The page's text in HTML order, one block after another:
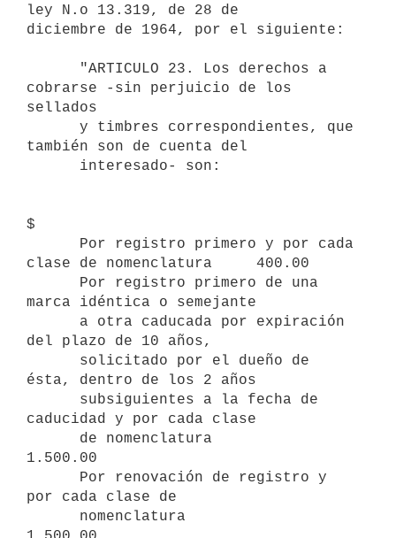
ley N.o 13.319, de 28 de
diciembre de 1964, por el siguiente:
cobrarse -sin perjuicio de los
sellados
también son de cuenta del
$
clase de nomenclatura     400.00
marca idéntica o semejante
del plazo de 10 años,
ésta, dentro de los 2 años
caducidad y por cada clase
1.500.00
por cada clase de